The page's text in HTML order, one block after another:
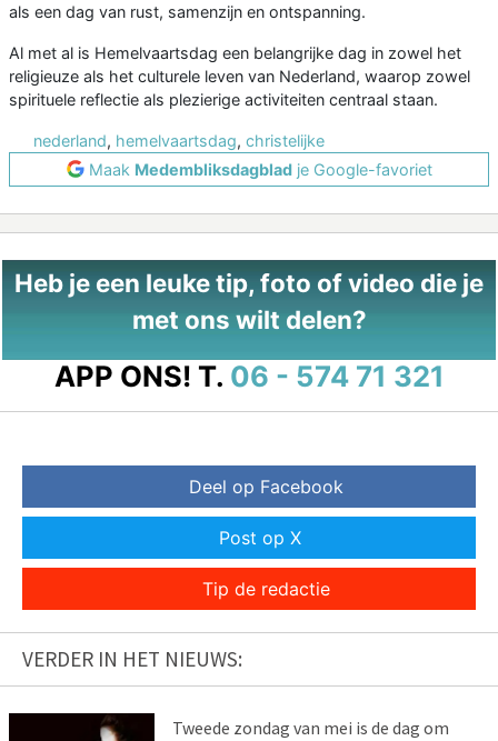
als een dag van rust, samenzijn en ontspanning.
Al met al is Hemelvaartsdag een belangrijke dag in zowel het
religieuze als het culturele leven van Nederland, waarop zowel
spirituele reflectie als plezierige activiteiten centraal staan.
nederland, hemelvaartsdag, christelijke
Maak Medembliksdagbladje Google-favoriet
Heb je een leuke tip, foto of video die je
met ons wilt delen?
APP ONS! T. 06 - 574 71 321
Deel op Facebook
Post op X
Tip de redactie
VERDER IN HET NIEUWS:
Tweede zondag van mei is de dag om